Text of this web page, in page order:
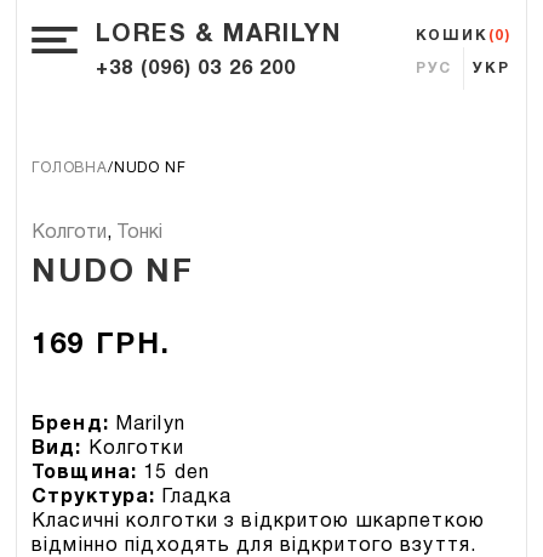
LORES & MARILYN
+38 (096) 03 26 200 РУС УКР
КОШИК (0)
ГОЛОВНА NUDO NF
Колготи , Тонкі
NUDO NF
169 ГРН.
Бренд: Marilyn
Вид:
Колготки
Товщина: 15 den
Структура:
Гладка
Класичні колготки з відкритою шкарпеткою
відмінно підходять для відкритого взуття.